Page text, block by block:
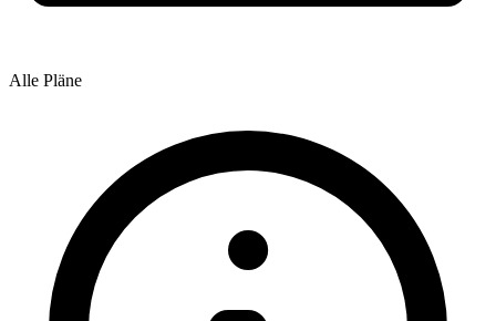
Alle Pläne